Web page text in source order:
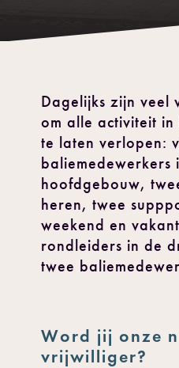
Dagelijks zijn veel
om alle activiteit in
te laten verlopen:
baliemedewerkers
hoofdgebouw,
heren, twee
weekend en
rondleiders in de
twee
Word jij onze
vrijwilliger?